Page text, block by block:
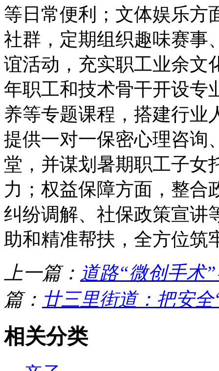
等日常便利；文体娱乐方
社群，定期组织趣味赛事
谊活动，充实职工业余文
年职工和技术骨干开设专
养等专题课程，搭建行业
提供一对一保密心理咨询
堂，并谋划暑期职工子女
力；权益保障方面，整合
纠纷调解、社保政策宣讲
助和精准帮扶，全方位筑
上一篇： 道路“微创手术
篇： 廿三里街道：把安
相关分类